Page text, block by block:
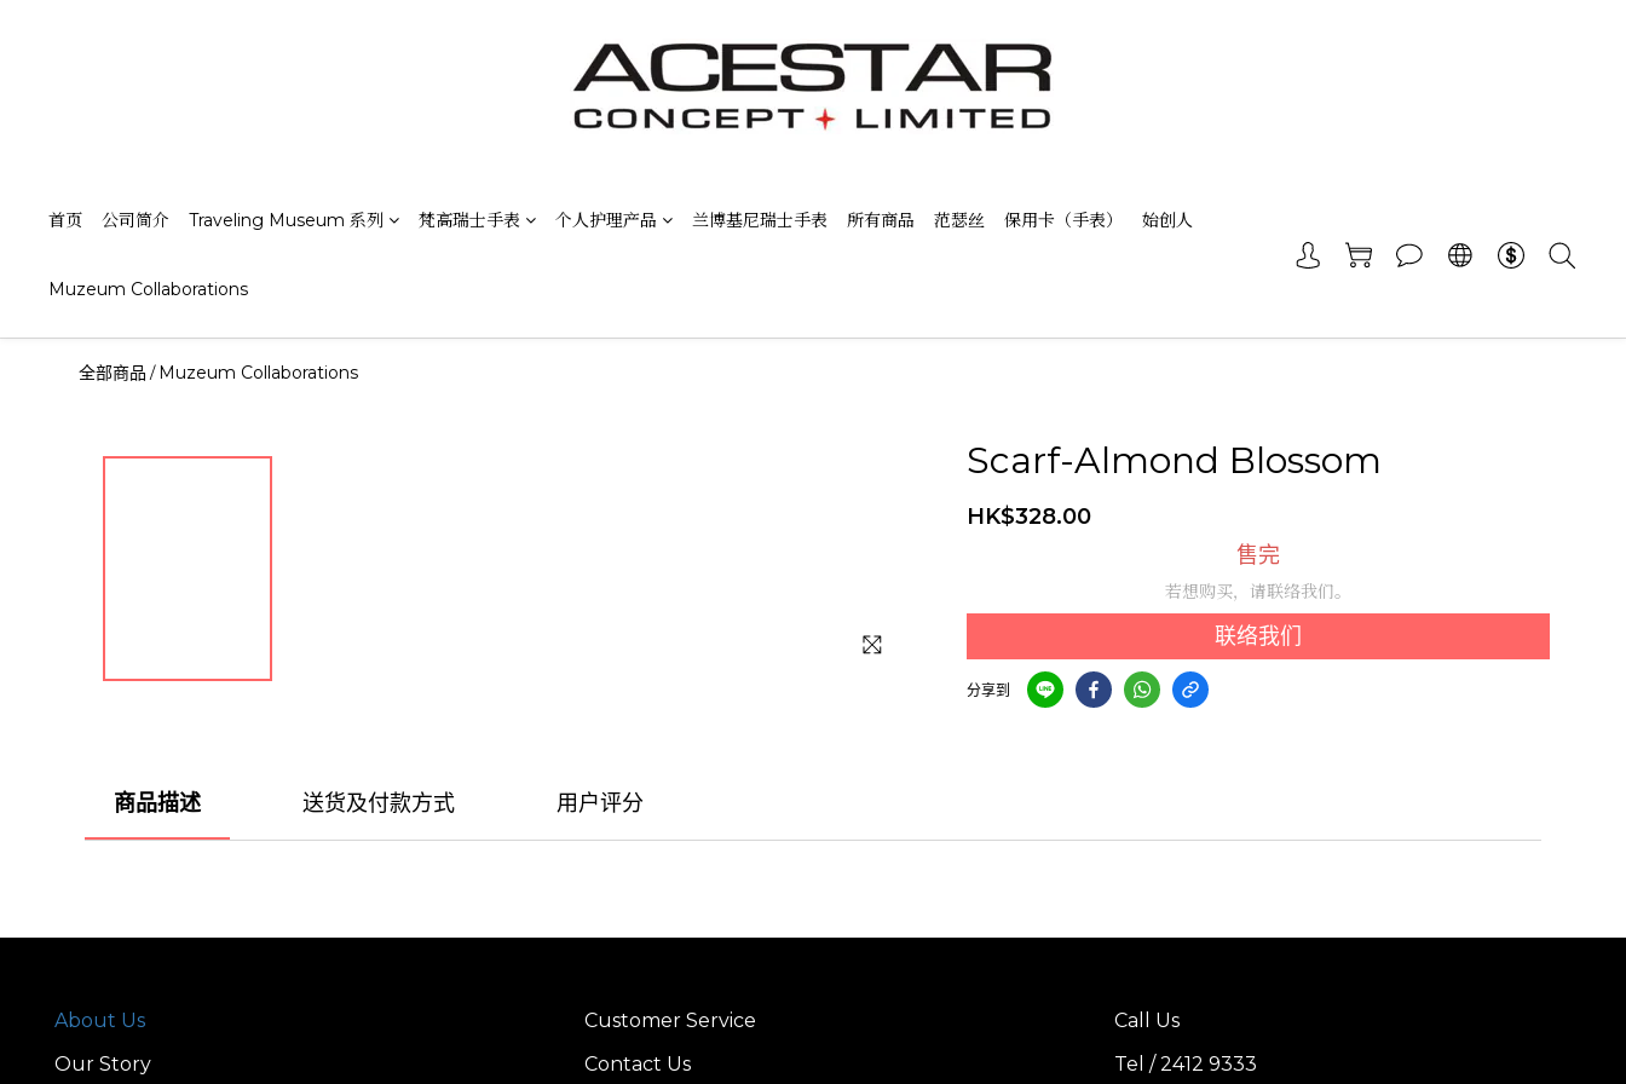
首页 公司简介 Traveling Museum 系列 梵高瑞士手表 个人护理产品 兰博基尼瑞士手表 所有商品 范瑟丝 保用卡（手表） 始创人
Muzeum Collaborations
全部商品 /Muzeum Collaborations
Scarf-Almond Blossom
HK$328.00
售完
若想购买，请联络我们。
联络我们
分享到
商品描述 送货及付款方式 用户评分
About Us
Our Story
Customer Service
Contact Us
Call Us
Tel / 2412 9333